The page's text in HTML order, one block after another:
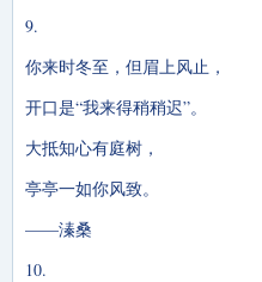
9.
你来时冬至，但眉上风止，
开口是“我来得稍稍迟”。
大抵知心有庭树，
亭亭一如你风致。
——溱桑
10.